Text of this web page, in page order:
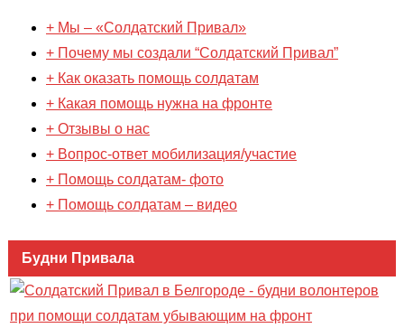
+ Мы – «Солдатский Привал»
+ Почему мы создали “Солдатский Привал”
+ Как оказать помощь солдатам
+ Какая помощь нужна на фронте
+ Отзывы о нас
+ Вопрос-ответ мобилизация/участие
+ Помощь солдатам- фото
+ Помощь солдатам – видео
Будни Привала